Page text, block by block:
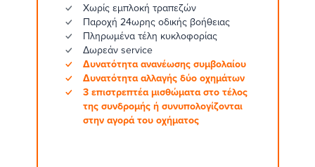
Χωρίς εμπλοκή τραπεζών
Παροχή 24ωρης οδικής βοήθειας
Πληρωμένα τέλη κυκλοφορίας
Δωρεάν service
Δυνατότητα ανανέωσης συμβολαίου
Δυνατότητα αλλαγής δύο οχημάτων
3 επιστρεπτέα μισθώματα στο τέλος
της συνδρομής ή συνυπολογίζονται
στην αγορά του οχήματος